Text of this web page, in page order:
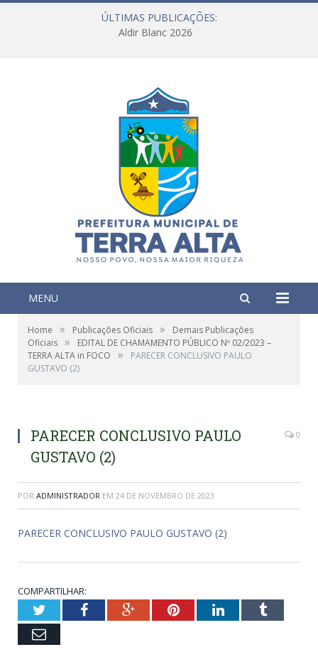
ÚLTIMAS PUBLICAÇÕES:
Aldir Blanc 2026
MENU
Home » Publicações Oficiais »
Demais Publicações
Oficiais »
EDITAL DE CHAMAMENTO PÚBLICO Nº 02/2023 –
TERRA ALTA in FOCO
»
PARECER CONCLUSIVO PAULO
GUSTAVO (2)
PARECER CONCLUSIVO PAULO
GUSTAVO (2)
0
POR ADMINISTRADOR EM 24 DE NOVEMBRO DE 2023
PARECER CONCLUSIVO PAULO GUSTAVO (2)
COMPARTILHAR:
TwitterFacebookGoogle+PinterestLinkedInTumblr
Email